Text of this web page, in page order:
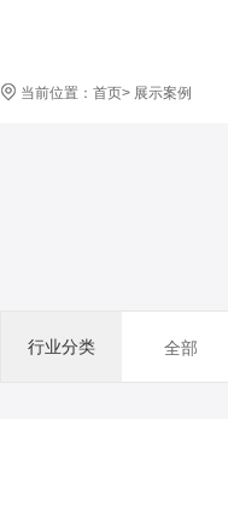
当前位置： 首页> 展示案例
行业分类 全部